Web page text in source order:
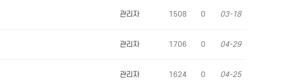
관리자 1508 0 03-18
관리자 1706 0 04-29
관리자 1624 0 04-25